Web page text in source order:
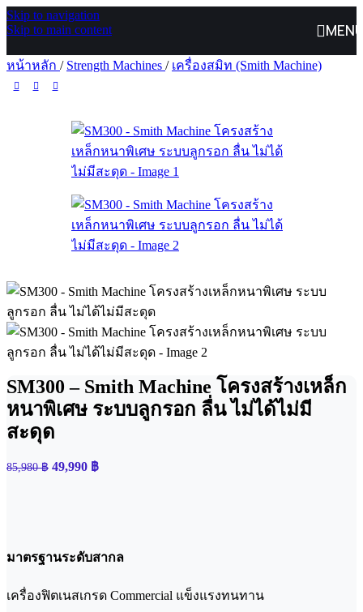
Skip to navigation
Skip to main content
หน้าหลัก / Strength Machines / เครื่องสมิท (Smith Machine)
SM300 – Smith Machine โครงสร้างเหล็ก
หนาพิเศษ ระบบลูกรอก ลื่น ไม่ได้ไม่มี
สะดุด
85,980฿ Original
price
49,990 ฿Current
มาตรฐานระดับสากล
เครื่องฟิตเนสเกรด Commercial แข็งแรงทนทาน